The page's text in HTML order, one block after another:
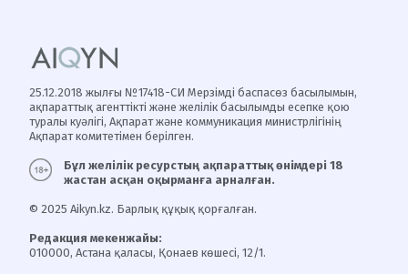
25.12.2018 жылғы №17418-СИ Мерзімді баспасөз басылымын,
ақпараттық агенттікті және желілік басылымды есепке қою
туралы куәлігі, Ақпарат және коммуникация министрлігінің
Ақпарат комитетімен берілген.
Бұл желілік ресурстың ақпараттық өнімдері 18
жастан асқан оқырманға арналған.
© 2025 Aikyn.kz. Барлық құқық қорғалған.
Редакция мекенжайы:
010000, Астана қаласы, Қонаев көшесі, 12/1.